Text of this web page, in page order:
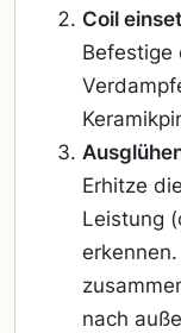
Coil
Befestige
Erhitze
Leistung
nach